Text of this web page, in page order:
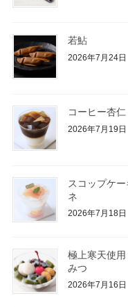
若鮎
2026年7月24日
コーヒー杏仁
2026年7月19日
スコップケ
ネ
2026年7月18日
極上寒天使
みつ
2026年7月16日